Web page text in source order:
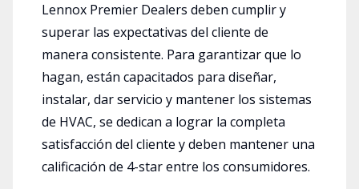
Lennox Premier Dealers deben cumplir y
superar las expectativas del cliente de
manera consistente. Para garantizar que lo
hagan, están capacitados para diseñar,
instalar, dar servicio y mantener los sistemas
de HVAC, se dedican a lograr la completa
satisfacción del cliente y deben mantener una
calificación de 4-star entre los consumidores.